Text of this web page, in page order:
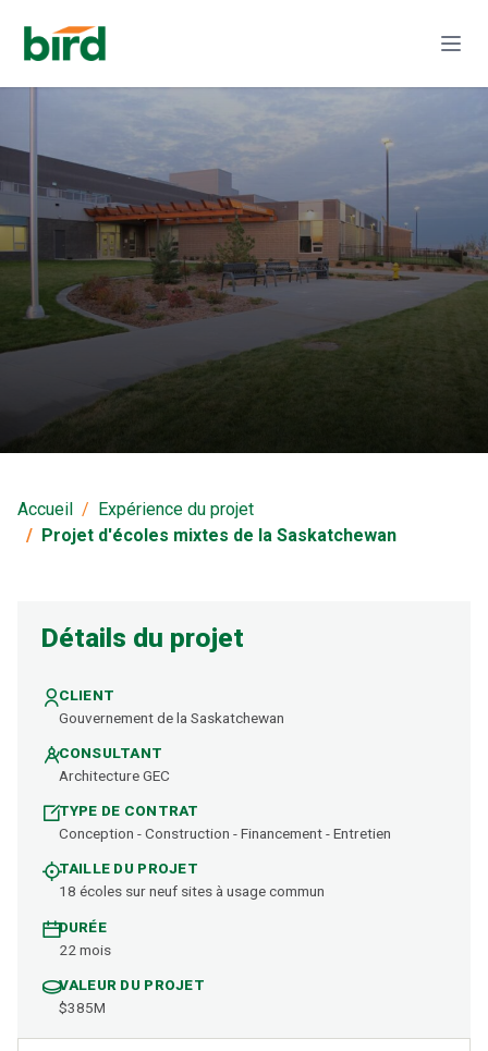
de la Saskatchewan
Accueil
Expérience du projet
Projet d'écoles mixtes de la Saskatchewan
Détails du projet
CLIENT
Gouvernement de la Saskatchewan
CONSULTANT
Architecture GEC
TYPE DE CONTRAT
Conception - Construction - Financement - Entretien
TAILLE DU PROJET
18 écoles sur neuf sites à usage commun
DURÉE
22 mois
VALEUR DU PROJET
$385M